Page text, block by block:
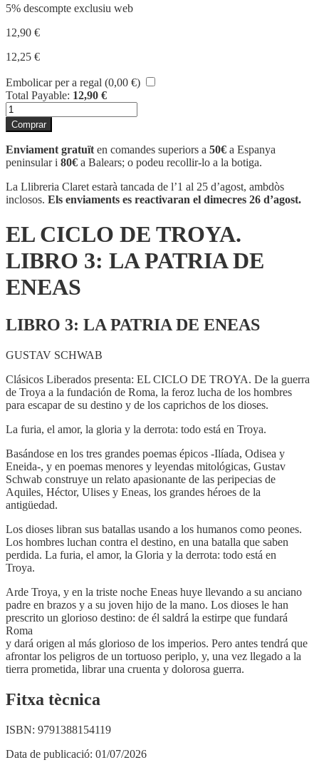
5% descompte exclusiu web
12,90 €
12,25 €
Embolicar per a regal (0,00 €)
Total Payable: 12,90 €
quantitat
de
EL
CICLO
DE
TROYA.
LIBRO
3:
DE
Comprar
Enviament gratuït en comandes superiors a 50€ a Espanya
peninsular i 80€ a Balears; o podeu recollir-lo a la botiga.
La Llibreria Claret estarà tancada de l’1 al 25 d’agost, ambdòs
inclosos. Els enviaments es reactivaran el dimecres 26 d’agost.
EL CICLO DE TROYA.
LIBRO 3: LA PATRIA DE
ENEAS
LIBRO 3: LA PATRIA DE ENEAS
GUSTAV SCHWAB
Clásicos Liberados presenta: EL CICLO DE TROYA. De la guerra
de Troya a la fundación de Roma, la feroz lucha de los hombres
para escapar de su destino y de los caprichos de los dioses.
La furia, el amor, la gloria y la derrota: todo está en Troya.
Basándose en los tres grandes poemas épicos -Ilíada, Odisea y
Eneida-, y en poemas menores y leyendas mitológicas, Gustav
Schwab construye un relato apasionante de las peripecias de
Aquiles, Héctor, Ulises y Eneas, los grandes héroes de la
antigüedad.
Los dioses libran sus batallas usando a los humanos como peones.
Los hombres luchan contra el destino, en una batalla que saben
perdida. La furia, el amor, la Gloria y la derrota: todo está en
Troya.
Arde Troya, y en la triste noche Eneas huye llevando a su anciano
padre en brazos y a su joven hijo de la mano. Los dioses le han
prescrito un glorioso destino: de él saldrá la estirpe que fundará
Roma
y dará origen al más glorioso de los imperios. Pero antes tendrá que
afrontar los peligros de un tortuoso periplo, y, una vez llegado a la
tierra prometida, librar una cruenta y dolorosa guerra.
Fitxa tècnica
ISBN: 9791388154119
Data de publicació: 01/07/2026